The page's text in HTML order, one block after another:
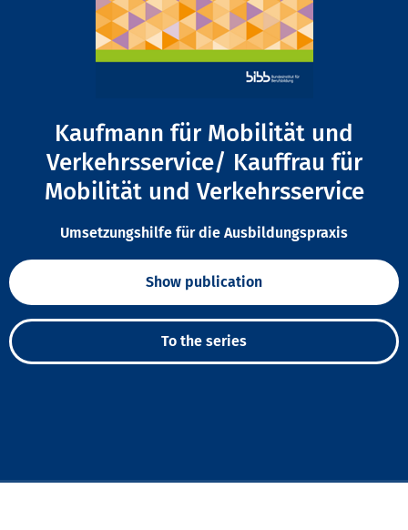
Kaufmann für Mobilität und
Verkehrsservice/ Kauffrau für
Mobilität und Verkehrsservice
Umsetzungshilfe für die Ausbildungspraxis
Show publication
To the series